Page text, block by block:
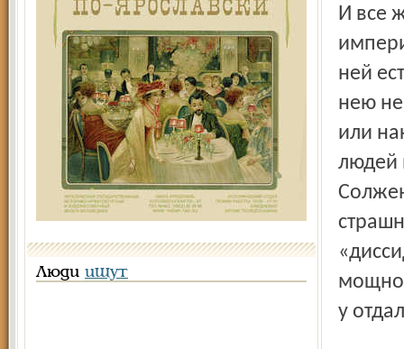
Люди ищут
И все
ней
нею
или
людей
у